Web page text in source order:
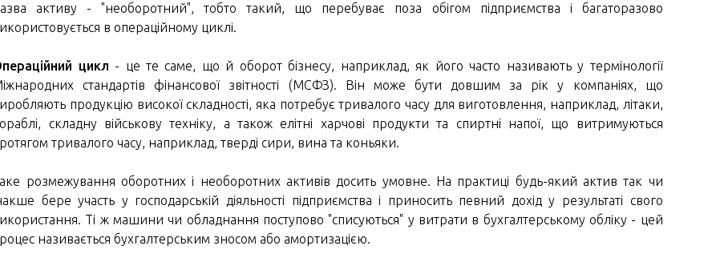
активу - "необоротний", тобто такий, що перебуває поза обігом підприємства і багаторазово
в операційному циклі.
цикл - це те саме, що й оборот бізнесу, наприклад, як його часто називають у термінології
стандартів фінансової звітності (МСФЗ). Він може бути довшим за рік у компаніях, що
продукцію високої складності, яка потребує тривалого часу для виготовлення, наприклад, літаки,
складну військову техніку, а також елітні харчові продукти та спиртні напої, що витримуються
тривалого часу, наприклад, тверді сири, вина та коньяки.
розмежування оборотних і необоротних активів досить умовне. На практиці будь-який актив так чи
бере участь у господарській діяльності підприємства і приносить певний дохід у результаті свого
Ті ж машини чи обладнання поступово "списуються" у витрати в бухгалтерському обліку - цей
називається бухгалтерським зносом або амортизацією.